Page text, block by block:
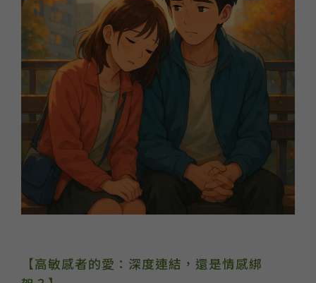
【高敏感者的愛：深度連結，還是情感綁